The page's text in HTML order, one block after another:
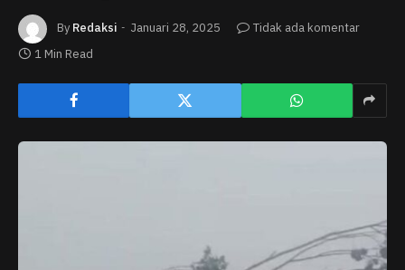
By Redaksi Januari 28, 2025
Tidak ada komentar
1 Min Read